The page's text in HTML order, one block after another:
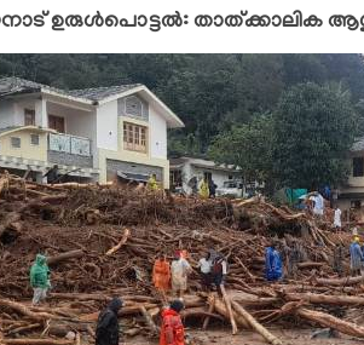
ഉരുൾപൊട്ടൽ: താത്ക്കാലിക